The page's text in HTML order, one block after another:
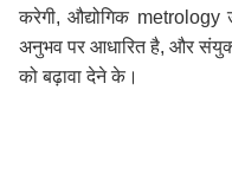
करेगी, औद्योगिक metrology
अनुभव पर आधारित है, और
को बढ़ावा देने के।